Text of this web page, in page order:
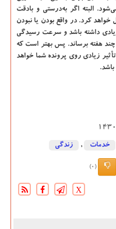
البته اگر به‌درستی و بادقت
خواهد کرد. در واقع بودن یا نبودن
داشته باشد و سرعت رسیدگی
هفته برساند. پس بهتر است که
زیادی روی پرونده شما خواهد
1430
خدمات , زندگی
(0)
X